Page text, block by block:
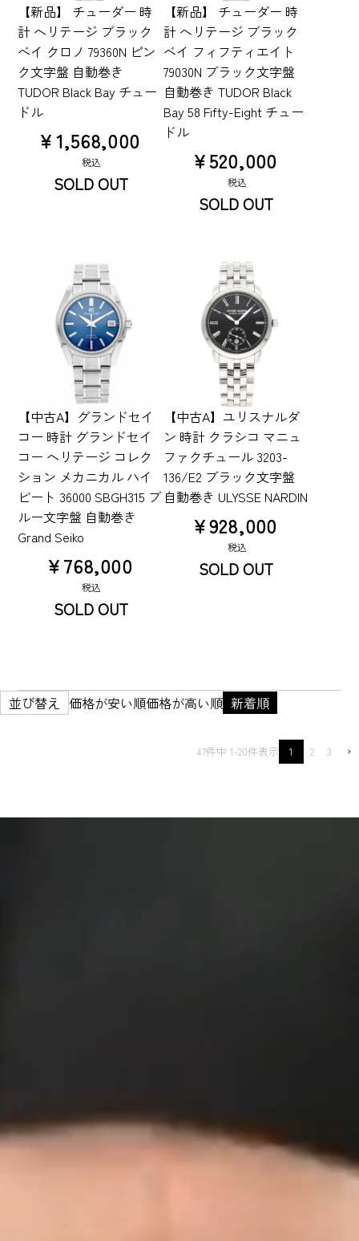
【新品】 チューダー 時
計 ヘリテージ ブラック
ベイ クロノ 79360N ピン
ク文字盤 自動巻き
TUDOR Black Bay チュー
ドル
¥1,568,000
税込
SOLD OUT
【新品】 チューダー 時
計 ヘリテージ ブラック
ベイ フィフティエイト
79030N ブラック文字盤
自動巻き TUDOR Black
Bay 58 Fifty-Eight チュー
ドル
¥520,000
税込
SOLD OUT
【中古A】グランドセイ
コー 時計 グランドセイ
コー ヘリテージ コレク
ション メカニカル ハイ
ビート 36000 SBGH315 ブ
ルー文字盤 自動巻き
Grand Seiko
¥768,000
税込
SOLD OUT
【中古A】ユリスナルダ
ン 時計 クラシコ マニュ
ファクチュール 3203-
136/E2 ブラック文字盤
自動巻き ULYSSE NARDIN
¥928,000
税込
SOLD OUT
並び替え 価格が安い順価格が高い順 新着順
47件中 1-20件表示 1 2 3